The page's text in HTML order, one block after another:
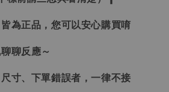
為正品，您可以安心購買唷
聊反應～
寸、下單錯誤者，一律不接